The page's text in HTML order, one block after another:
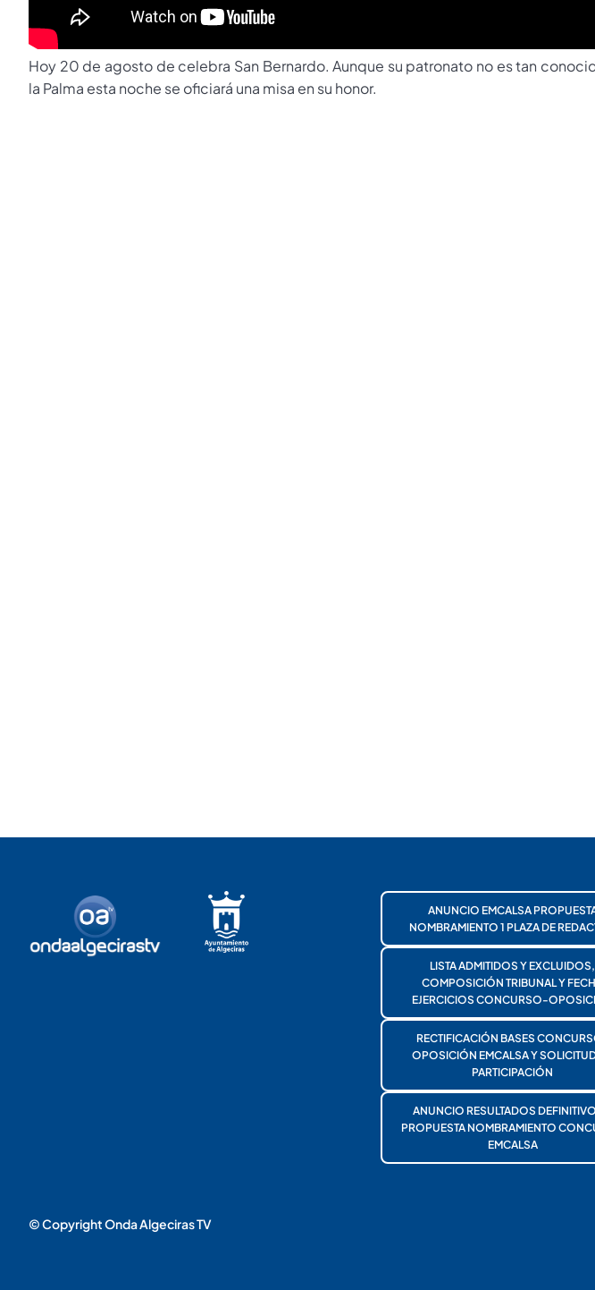
Hoy 20 de agosto de celebra San Bernardo. Aunque su patronato no es tan
la Palma esta noche se oficiará una misa en su honor.
ANUNCIO EMCALSA
NOMBRAMIENTO 1 PLAZA DE
LISTA ADMITIDOS Y EXCLUIDOS,
COMPOSICIÓN TRIBUNAL Y
EJERCICIOS CONCURSO-
RECTIFICACIÓN BASES
OPOSICIÓN EMCALSA Y
PARTICIPACIÓN
ANUNCIO RESULTADOS
PROPUESTA NOMBRAMIENTO
EMCALSA
© Copyright Onda Algeciras TV